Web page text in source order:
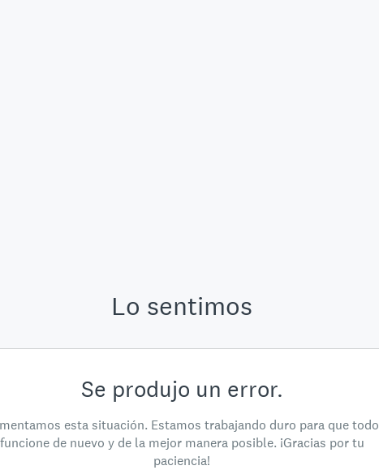
Lo sentimos
Se produjo un error.
esta situación. Estamos trabajando duro para que todo
funcione de nuevo y de la mejor manera posible. ¡Gracias por tu
paciencia!